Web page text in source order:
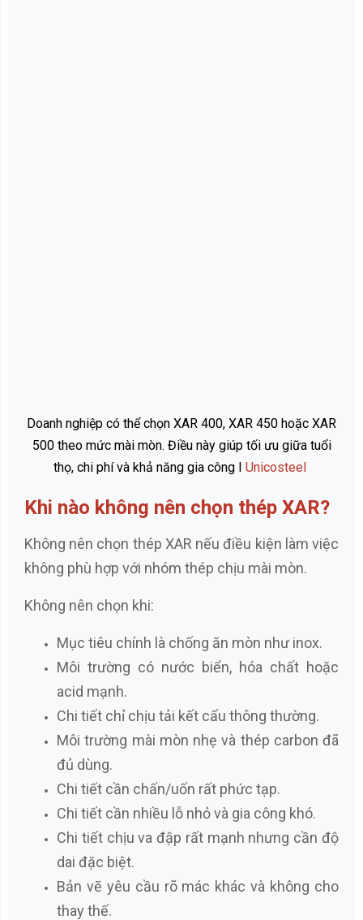
Doanh nghiệp có thể chọn XAR 400, XAR 450 hoặc XAR
500 theo mức mài mòn. Điều này giúp tối ưu giữa tuổi
thọ, chi phí và khả năng gia công I Unicosteel
Khi nào không nên chọn thép XAR?
Không nên chọn thép XAR nếu điều kiện làm việc
không phù hợp với nhóm thép chịu mài mòn.
Không nên chọn khi:
Mục tiêu chính là chống ăn mòn như inox.
Môi trường có nước biển, hóa chất hoặc
acid mạnh.
Chi tiết chỉ chịu tải kết cấu thông thường.
Môi trường mài mòn nhẹ và thép carbon đã
đủ dùng.
Chi tiết cần chấn/uốn rất phức tạp.
Chi tiết cần nhiều lỗ nhỏ và gia công khó.
Chi tiết chịu va đập rất mạnh nhưng cần độ
dai đặc biệt.
Bản vẽ yêu cầu rõ mác khác và không cho
thay thế.